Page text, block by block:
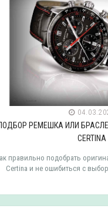
РЕМЕШКА ИЛИ
CERTINA
правильно подобрать
Certina и не ошибиться с